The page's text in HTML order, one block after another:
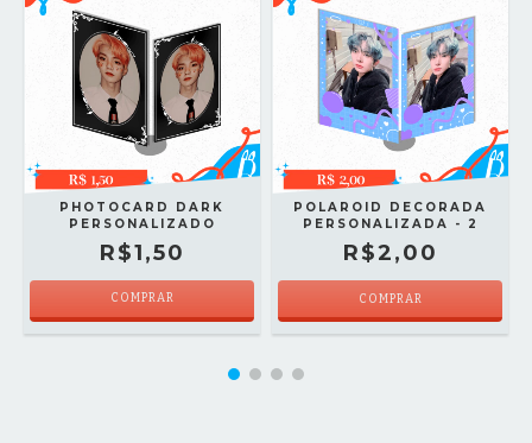
PHOTOCARD DARK
PERSONALIZADO
R$1,50
COMPRAR
POLAROID DECORADA
PERSONALIZADA - 2
R$2,00